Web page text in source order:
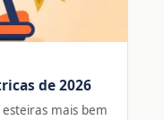
de 2026
mais bem